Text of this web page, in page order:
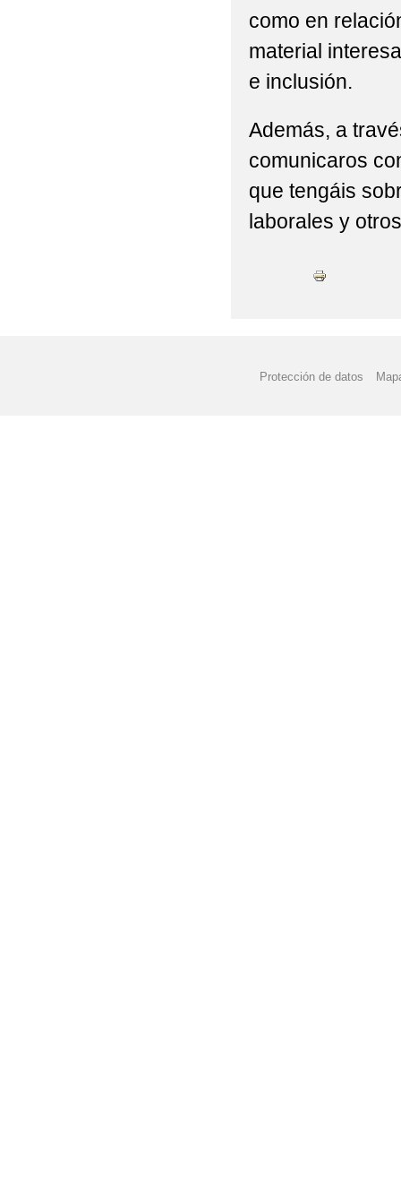
como en
material
e inclusión.
Además, a
comunicaros
que tengáis
laborales y
Protección de datos